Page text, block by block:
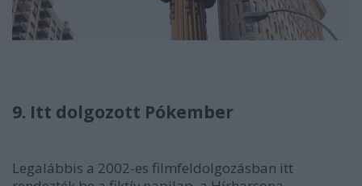
9. Itt dolgozott Pókember
Legalábbis a 2002-es filmfeldolgozásban itt